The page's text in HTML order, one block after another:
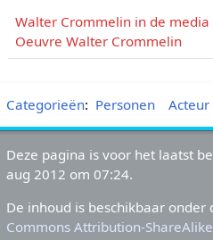
Walter Crommelin in de media
Oeuvre Walter Crommelin
Categorieën: Personen Acteur
Deze pagina is voor het laatst
aug 2012 om 07:24.
De inhoud is beschikbaar onder
Commons Attribution-ShareAlike